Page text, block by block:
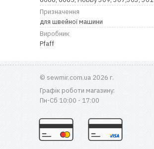
Призначення
для швейної машини
Виробник
Pfaff
© sewmir.com.ua 2026 г.
Графік роботи магазину:
Пн-Сб 10:00 - 17:00